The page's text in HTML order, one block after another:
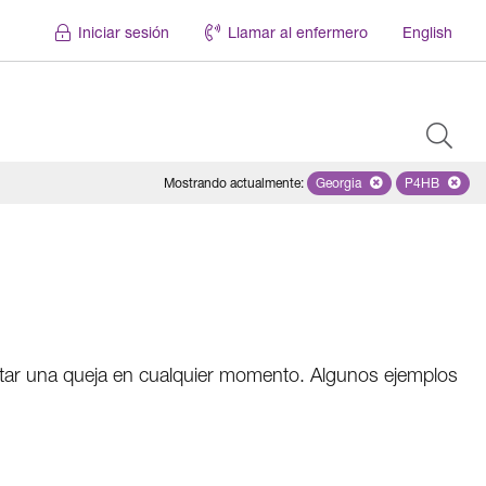
Iniciar sesión Llamar al enfermero English
Mostrando actualmente: Remove selected state
Georgia Remove
P4HB
una queja en cualquier momento. Algunos ejemplos